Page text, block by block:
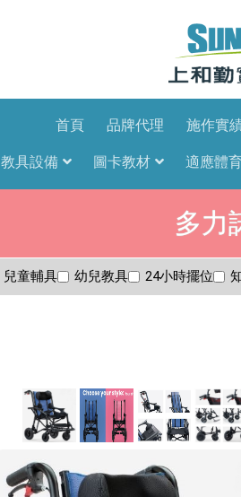
首頁 品牌代理 施作實
教具設備 圖卡教材 適應體
多力
兒童輔具 幼兒教具 24小時擺位